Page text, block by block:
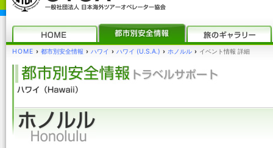
HOME › 都市別安全情報 › ハワイ › ハワイ (U.S.A.) › ホノルル › イベント情報 詳細